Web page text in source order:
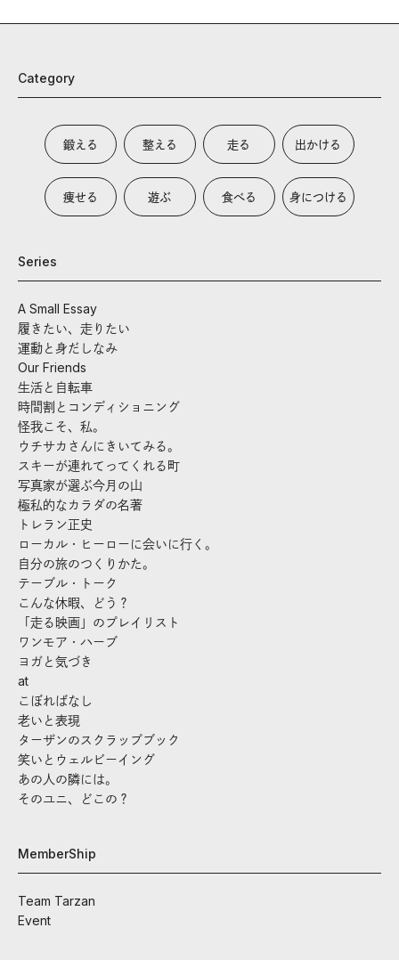
Category
鍛える 整える 走る 出かける
痩せる 遊ぶ 食べる 身につける
Series
A Small Essay
履きたい、走りたい
運動と身だしなみ
Our Friends
生活と自転車
時間割とコンディショニング
怪我こそ、私。
ウチサカさんにきいてみる。
スキーが連れてってくれる町
写真家が選ぶ今月の山
極私的なカラダの名著
トレラン正史
ローカル・ヒーローに会いに行く。
自分の旅のつくりかた。
テーブル・トーク
こんな休暇、どう？
「走る映画」のプレイリスト
ワンモア・ハーブ
ヨガと気づき
at
こぼればなし
老いと表現
ターザンのスクラップブック
笑いとウェルビーイング
あの人の隣には。
そのユニ、どこの？
MemberShip
Team Tarzan
Event